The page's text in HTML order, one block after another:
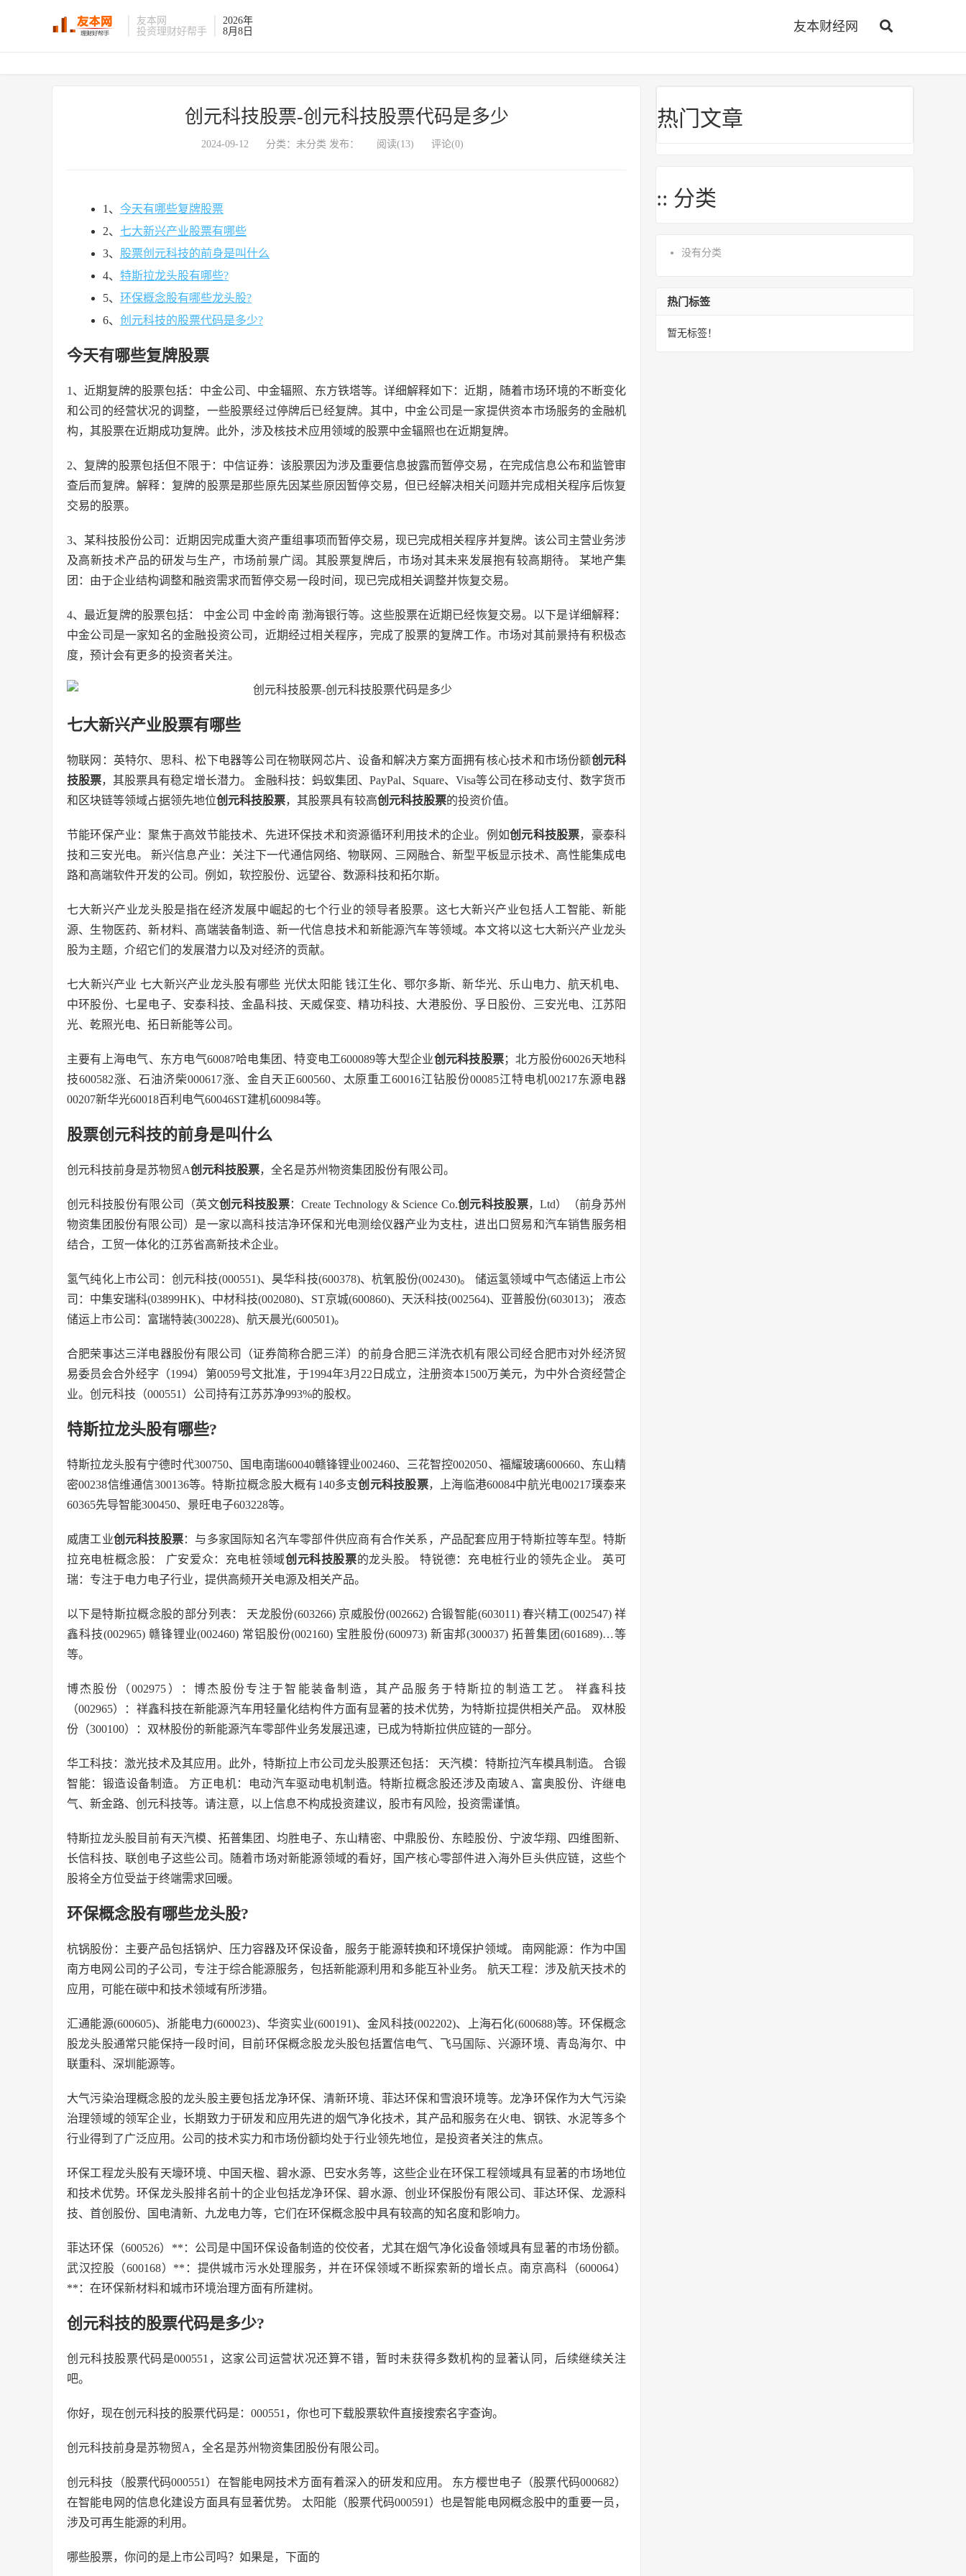
友本网
投资理财好帮手
2026年
8月8日
友本财经网
创元科技股票-创元科技股票代码是多少
2024-09-12 分类：未分类 发布： 阅读(13) 评论(0)
1、 今天有哪些复牌股票
2、 七大新兴产业股票有哪些
3、 股票创元科技的前身是叫什么
4、 特斯拉龙头股有哪些?
5、 环保概念股有哪些龙头股?
6、 创元科技的股票代码是多少?
今天有哪些复牌股票
1、近期复牌的股票包括：中金公司、中金辐照、东方铁塔等。详细解释如下：近期，随着市场环境的不断变化
和公司的经营状况的调整，一些股票经过停牌后已经复牌。其中，中金公司是一家提供资本市场服务的金融机
构，其股票在近期成功复牌。此外，涉及核技术应用领域的股票中金辐照也在近期复牌。
2、复牌的股票包括但不限于：中信证券：该股票因为涉及重要信息披露而暂停交易，在完成信息公布和监管审
查后而复牌。解释：复牌的股票是那些原先因某些原因暂停交易，但已经解决相关问题并完成相关程序后恢复
交易的股票。
3、某科技股份公司：近期因完成重大资产重组事项而暂停交易，现已完成相关程序并复牌。该公司主营业务涉
及高新技术产品的研发与生产，市场前景广阔。其股票复牌后，市场对其未来发展抱有较高期待。 某地产集
团：由于企业结构调整和融资需求而暂停交易一段时间，现已完成相关调整并恢复交易。
4、最近复牌的股票包括： 中金公司 中金岭南 渤海银行等。这些股票在近期已经恢复交易。以下是详细解释：
中金公司是一家知名的金融投资公司，近期经过相关程序，完成了股票的复牌工作。市场对其前景持有积极态
度，预计会有更多的投资者关注。
七大新兴产业股票有哪些
物联网：英特尔、思科、松下电器等公司在物联网芯片、设备和解决方案方面拥有核心技术和市场份额创元科
技股票，其股票具有稳定增长潜力。 金融科技：蚂蚁集团、PayPal、Square、Visa等公司在移动支付、数字货币
和区块链等领域占据领先地位创元科技股票，其股票具有较高创元科技股票的投资价值。
节能环保产业：聚焦于高效节能技术、先进环保技术和资源循环利用技术的企业。例如创元科技股票，豪泰科
技和三安光电。 新兴信息产业：关注下一代通信网络、物联网、三网融合、新型平板显示技术、高性能集成电
路和高端软件开发的公司。例如，软控股份、远望谷、数源科技和拓尔斯。
七大新兴产业龙头股是指在经济发展中崛起的七个行业的领导者股票。这七大新兴产业包括人工智能、新能
源、生物医药、新材料、高端装备制造、新一代信息技术和新能源汽车等领域。本文将以这七大新兴产业龙头
股为主题，介绍它们的发展潜力以及对经济的贡献。
七大新兴产业 七大新兴产业龙头股有哪些 光伏太阳能 钱江生化、鄂尔多斯、新华光、乐山电力、航天机电、
中环股份、七星电子、安泰科技、金晶科技、天威保变、精功科技、大港股份、孚日股份、三安光电、江苏阳
光、乾照光电、拓日新能等公司。
主要有上海电气、东方电气60087哈电集团、特变电工600089等大型企业创元科技股票；北方股份60026天地科
技600582涨、石油济柴000617涨、金自天正600560、太原重工60016江钻股份00085江特电机00217东源电器
00207新华光60018百利电气60046ST建机600984等。
股票创元科技的前身是叫什么
创元科技前身是苏物贸A创元科技股票，全名是苏州物资集团股份有限公司。
创元科技股份有限公司（英文创元科技股票：Create Technology & Science Co.创元科技股票，Ltd）（前身苏州
物资集团股份有限公司）是一家以高科技洁净环保和光电测绘仪器产业为支柱，进出口贸易和汽车销售服务相
结合，工贸一体化的江苏省高新技术企业。
氢气纯化上市公司：创元科技(000551)、昊华科技(600378)、杭氧股份(002430)。 储运氢领域中气态储运上市公
司：中集安瑞科(03899HK)、中材科技(002080)、ST京城(600860)、天沃科技(002564)、亚普股份(603013)； 液态
储运上市公司：富瑞特装(300228)、航天晨光(600501)。
合肥荣事达三洋电器股份有限公司（证券简称合肥三洋）的前身合肥三洋洗衣机有限公司经合肥市对外经济贸
易委员会合外经字（1994）第0059号文批准，于1994年3月22日成立，注册资本1500万美元，为中外合资经营企
业。创元科技（000551）公司持有江苏苏净993%的股权。
特斯拉龙头股有哪些?
特斯拉龙头股有宁德时代300750、国电南瑞60040赣锋锂业002460、三花智控002050、福耀玻璃600660、东山精
密00238信维通信300136等。特斯拉概念股大概有140多支创元科技股票，上海临港60084中航光电00217璞泰来
60365先导智能300450、景旺电子603228等。
威唐工业创元科技股票：与多家国际知名汽车零部件供应商有合作关系，产品配套应用于特斯拉等车型。特斯
拉充电桩概念股： 广安爱众：充电桩领域创元科技股票的龙头股。 特锐德：充电桩行业的领先企业。 英可
瑞：专注于电力电子行业，提供高频开关电源及相关产品。
以下是特斯拉概念股的部分列表： 天龙股份(603266) 京威股份(002662) 合锻智能(603011) 春兴精工(002547) 祥
鑫科技(002965) 赣锋锂业(002460) 常铝股份(002160) 宝胜股份(600973) 新宙邦(300037) 拓普集团(601689)…等
等。
博杰股份（002975）：博杰股份专注于智能装备制造，其产品服务于特斯拉的制造工艺。 祥鑫科技
（002965）：祥鑫科技在新能源汽车用轻量化结构件方面有显著的技术优势，为特斯拉提供相关产品。 双林股
份（300100）：双林股份的新能源汽车零部件业务发展迅速，已成为特斯拉供应链的一部分。
华工科技：激光技术及其应用。此外，特斯拉上市公司龙头股票还包括： 天汽模：特斯拉汽车模具制造。 合锻
智能：锻造设备制造。 方正电机：电动汽车驱动电机制造。特斯拉概念股还涉及南玻A、富奥股份、许继电
气、新金路、创元科技等。请注意，以上信息不构成投资建议，股市有风险，投资需谨慎。
特斯拉龙头股目前有天汽模、拓普集团、均胜电子、东山精密、中鼎股份、东睦股份、宁波华翔、四维图新、
长信科技、联创电子这些公司。随着市场对新能源领域的看好，国产核心零部件进入海外巨头供应链，这些个
股将全方位受益于终端需求回暖。
环保概念股有哪些龙头股?
杭锅股份：主要产品包括锅炉、压力容器及环保设备，服务于能源转换和环境保护领域。 南网能源：作为中国
南方电网公司的子公司，专注于综合能源服务，包括新能源利用和多能互补业务。 航天工程：涉及航天技术的
应用，可能在碳中和技术领域有所涉猎。
汇通能源(600605)、浙能电力(600023)、华资实业(600191)、金风科技(002202)、上海石化(600688)等。环保概念
股龙头股通常只能保持一段时间，目前环保概念股龙头股包括置信电气、飞马国际、兴源环境、青岛海尔、中
联重科、深圳能源等。
大气污染治理概念股的龙头股主要包括龙净环保、清新环境、菲达环保和雪浪环境等。龙净环保作为大气污染
治理领域的领军企业，长期致力于研发和应用先进的烟气净化技术，其产品和服务在火电、钢铁、水泥等多个
行业得到了广泛应用。公司的技术实力和市场份额均处于行业领先地位，是投资者关注的焦点。
环保工程龙头股有天壕环境、中国天楹、碧水源、巴安水务等，这些企业在环保工程领域具有显著的市场地位
和技术优势。环保龙头股排名前十的企业包括龙净环保、碧水源、创业环保股份有限公司、菲达环保、龙源科
技、首创股份、国电清新、九龙电力等，它们在环保概念股中具有较高的知名度和影响力。
菲达环保（600526）**：公司是中国环保设备制造的佼佼者，尤其在烟气净化设备领域具有显著的市场份额。
武汉控股（600168）**：提供城市污水处理服务，并在环保领域不断探索新的增长点。南京高科（600064）
**：在环保新材料和城市环境治理方面有所建树。
创元科技的股票代码是多少?
创元科技股票代码是000551，这家公司运营状况还算不错，暂时未获得多数机构的显著认同，后续继续关注
吧。
你好，现在创元科技的股票代码是：000551，你也可下载股票软件直接搜索名字查询。
创元科技前身是苏物贸A，全名是苏州物资集团股份有限公司。
创元科技（股票代码000551）在智能电网技术方面有着深入的研发和应用。 东方樱世电子（股票代码000682）
在智能电网的信息化建设方面具有显著优势。 太阳能（股票代码000591）也是智能电网概念股中的重要一员，
涉及可再生能源的利用。
哪些股票，你问的是上市公司吗？如果是，下面的
热门文章
:: 分类
没有分类
热门标签
暂无标签！